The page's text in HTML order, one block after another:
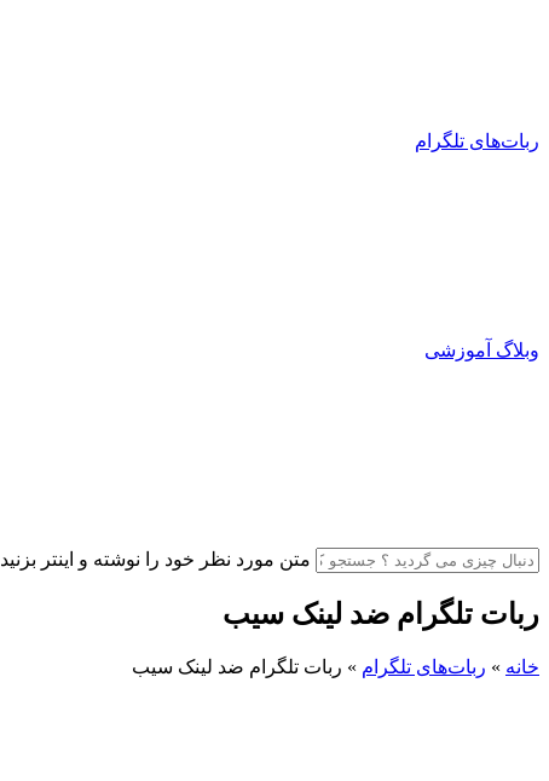
ربات‌های تلگرام
وبلاگ آموزشی
متن مورد نظر خود را نوشته و اینتر بزنید
ربات تلگرام ضد لینک سیب
خانه » ربات‌های تلگرام » ربات تلگرام ضد لینک سیب